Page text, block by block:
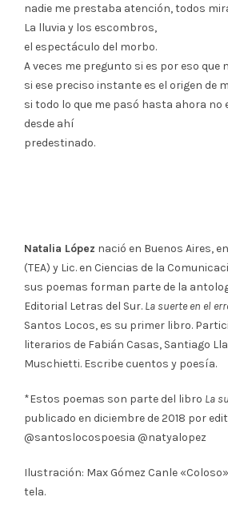
nadie me prestaba atención, todos
La lluvia y los escombros,
el espectáculo del morbo.
A veces me pregunto si es por eso
si ese preciso instante es el origen de
si todo lo que me pasó hasta ahora no
desde ahí
predestinado.
Natalia López nació en Buenos Aires,
(TEA) y Lic. en Ciencias de la
sus poemas forman parte de la
Editorial Letras del Sur. La suerte en el
Santos Locos, es su primer libro.
literarios de Fabián Casas, Santiago
Muschietti. Escribe cuentos y poesía.
*Estos poemas son parte del libro La
publicado en diciembre de 2018 por
@santoslocospoesia @natyalopez
Ilustración: Max Gómez Canle
tela.